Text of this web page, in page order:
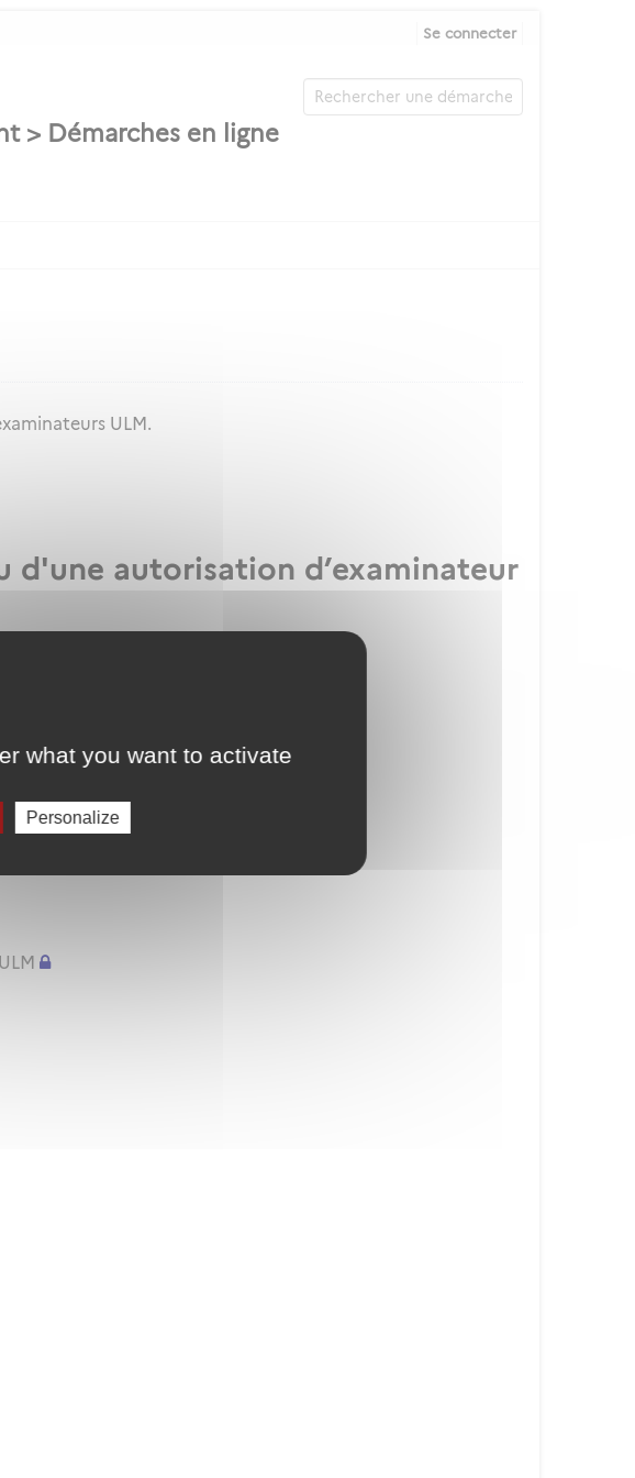
what you want to activate
Personalize
Se connecter
ULM.
d'une autorisation d’examinateur
de sa qualification IULM